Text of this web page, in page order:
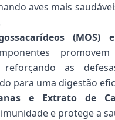
aves mais
(MOS)
reforçando as
para uma digestão
e Extrato de
e protege a